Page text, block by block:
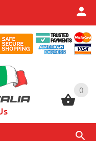
0
0